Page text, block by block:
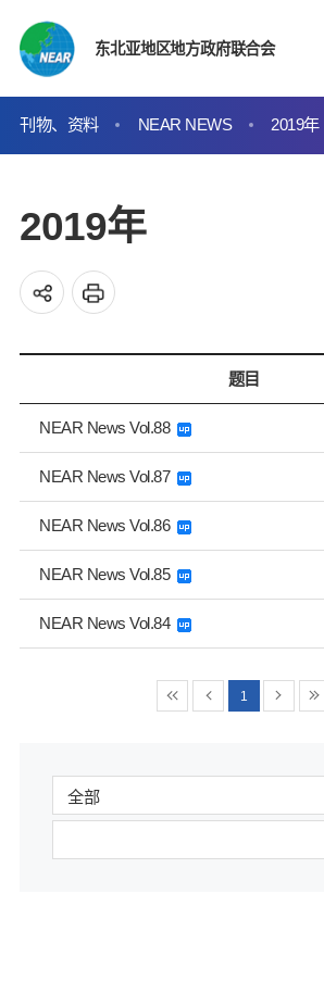
东北亚地区地方政府联合会
刊物、资料 NEAR NEWS 2019年
2019年
题目
NEAR News Vol.88
NEAR News Vol.87
NEAR News Vol.86
NEAR News Vol.85
NEAR News Vol.84
1